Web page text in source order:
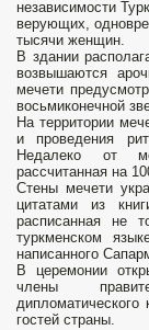
независимости
верующих,
тысячи женщин.
В здании
возвышаются
мечети
восьмиконечной
На территории
и проведения
Недалеко от
рассчитанная на
Стены мечети
цитатами из
расписанная не
туркменском
написанного
В церемонии
члены
гостей страны.